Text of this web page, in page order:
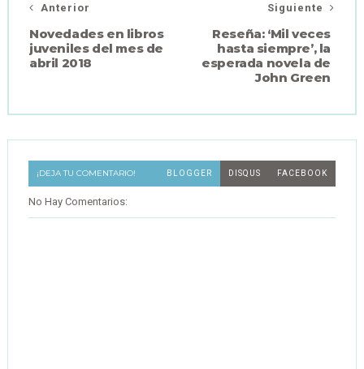
Siguiente
Reseña: ‘Mil veces
hasta siempre’, la
esperada novela de
John Green
Anterior
Novedades en libros
juveniles del mes de
abril 2018
¡DEJA TU COMENTARIO! BLOGGER DISQUS FACEBOOK
No Hay Comentarios: